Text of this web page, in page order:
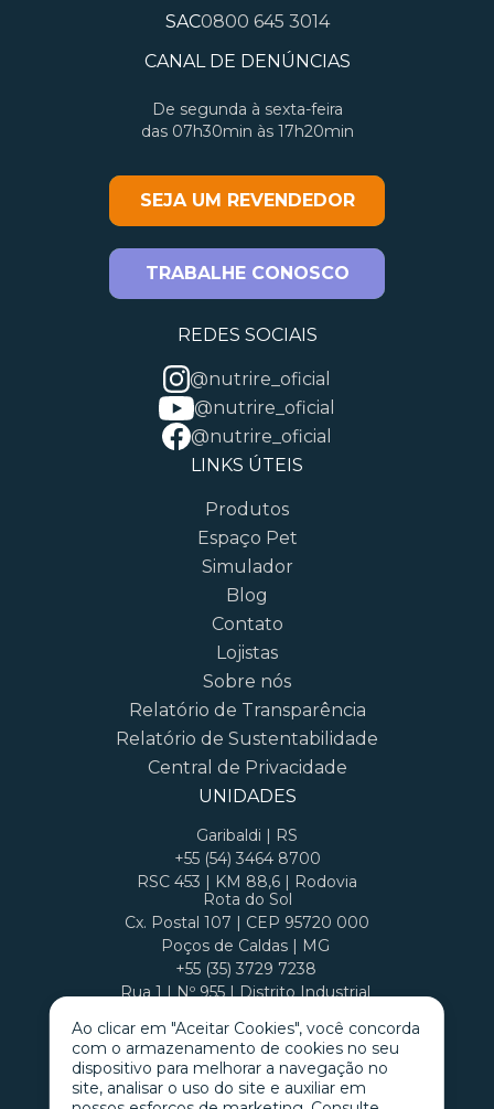
Ao clicar em "Aceitar Cookies", você concorda
com o armazenamento de cookies no seu
dispositivo para melhorar a navegação no
site, analisar o uso do site e auxiliar em
SAC0800 645 3014
CANAL DE DENÚNCIAS
De segunda à sexta-feira
das 07h30min às 17h20min
SEJA UM REVENDEDOR
TRABALHE CONOSCO
REDES SOCIAIS
@nutrire_oficial
@nutrire_oficial
@nutrire_oficial
LINKS ÚTEIS
Produtos
Espaço Pet
Simulador
Blog
Contato
Lojistas
Sobre nós
Relatório de Transparência
Relatório de Sustentabilidade
Central de Privacidade
UNIDADES
Garibaldi | RS
+55 (54) 3464 8700
RSC 453 | KM 88,6 | Rodovia
Rota do Sol
Cx. Postal 107 | CEP 95720 000
Poços de Caldas | MG
+55 (35) 3729 7238
Rua 1 | Nº 955 | Distrito Industrial